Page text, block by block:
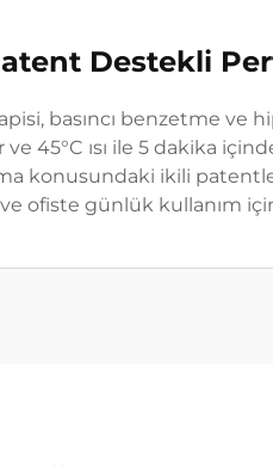
Destekli
basıncı benzetme
ısı ile 5 dakika
konusundaki ikili
ofiste günlük kullanım